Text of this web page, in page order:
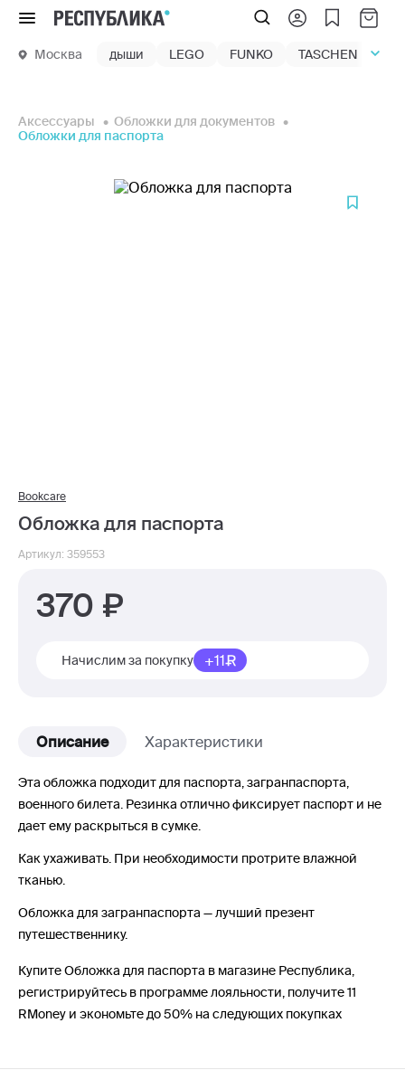
Меню
Москва дыши LEGO FUNKO TASCHEN
Аксессуары
Обложки для документов
Обложки для паспорта
Bookcare
Обложка для паспорта
Артикул: 359553
370
Начислим за покупку +11
Описание Характеристики
Эта обложка подходит для паспорта, загранпаспорта,
военного билета. Резинка отлично фиксирует паспорт и не
дает ему раскрыться в сумке.
Как ухаживать. При необходимости протрите влажной
тканью.
Обложка для загранпаспорта — лучший презент
путешественнику.
Купите Обложка для паспорта в магазине Республика,
регистрируйтесь в программе лояльности, получите 11
RMoney и экономьте до 50% на следующих покупках